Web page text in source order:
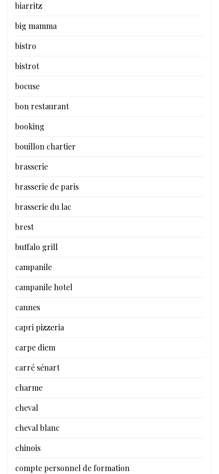
biarritz
big mamma
bistro
bistrot
bocuse
bon restaurant
booking
bouillon chartier
brasserie
brasserie de paris
brasserie du lac
brest
buffalo grill
campanile
campanile hotel
cannes
capri pizzeria
carpe diem
carré sénart
charme
cheval
cheval blanc
chinois
compte personnel de formation